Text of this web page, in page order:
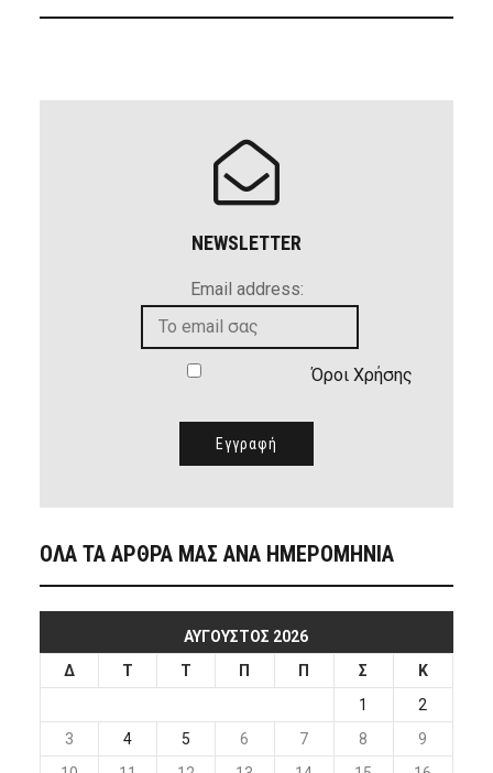
NEWSLETTER
Email address:
Όροι Χρήσης
ΟΛΑ ΤΑ ΑΡΘΡΑ ΜΑΣ ΑΝΑ ΗΜΕΡΟΜΗΝΙΑ
ΑΎΓΟΥΣΤΟΣ 2026
Δ
Τ Τ Π Π Σ
Κ
1
2
3
4 5 6 7 8
9